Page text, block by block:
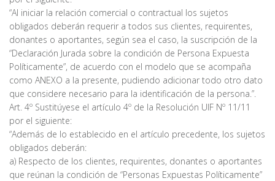
“Al iniciar la relación comercial o contractual los sujetos
obligados deberán requerir a todos sus clientes, requirentes,
donantes o aportantes, según sea el caso, la suscripción de la
“Declaración Jurada sobre la condición de Persona Expuesta
Políticamente”, de acuerdo con el modelo que se acompaña
como ANEXO a la presente, pudiendo adicionar todo otro dato
que considere necesario para la identificación de la persona.”.
Art. 4º Sustitúyese el artículo 4º de la Resolución UIF Nº 11/11
por el siguiente:
“Además de lo establecido en el artículo precedente, los sujetos
obligados deberán:
a) Respecto de los clientes, requirentes, donantes o aportantes
que reúnan la condición de “Personas Expuestas Políticamente”